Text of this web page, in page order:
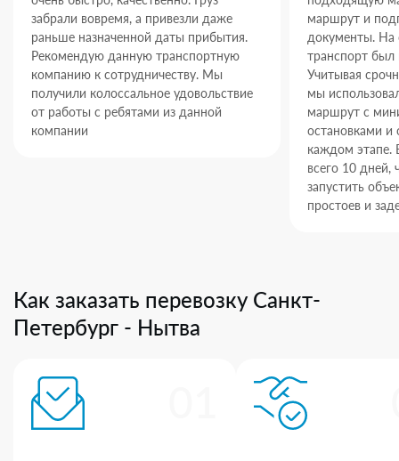
забрали вовремя, а привезли даже
раньше назначенной даты прибытия.
Рекомендую данную транспортную
компанию к сотрудничеству. Мы
получили колоссальное удовольствие
от работы с ребятами из данной
компании
маршрут и
документы. На
транспорт был
Учитывая
мы
маршрут с
остановками и
каждом этапе.
всего 10 дней,
запустить
простоев и
Как заказать перевозку Санкт-
Петербург - Нытва